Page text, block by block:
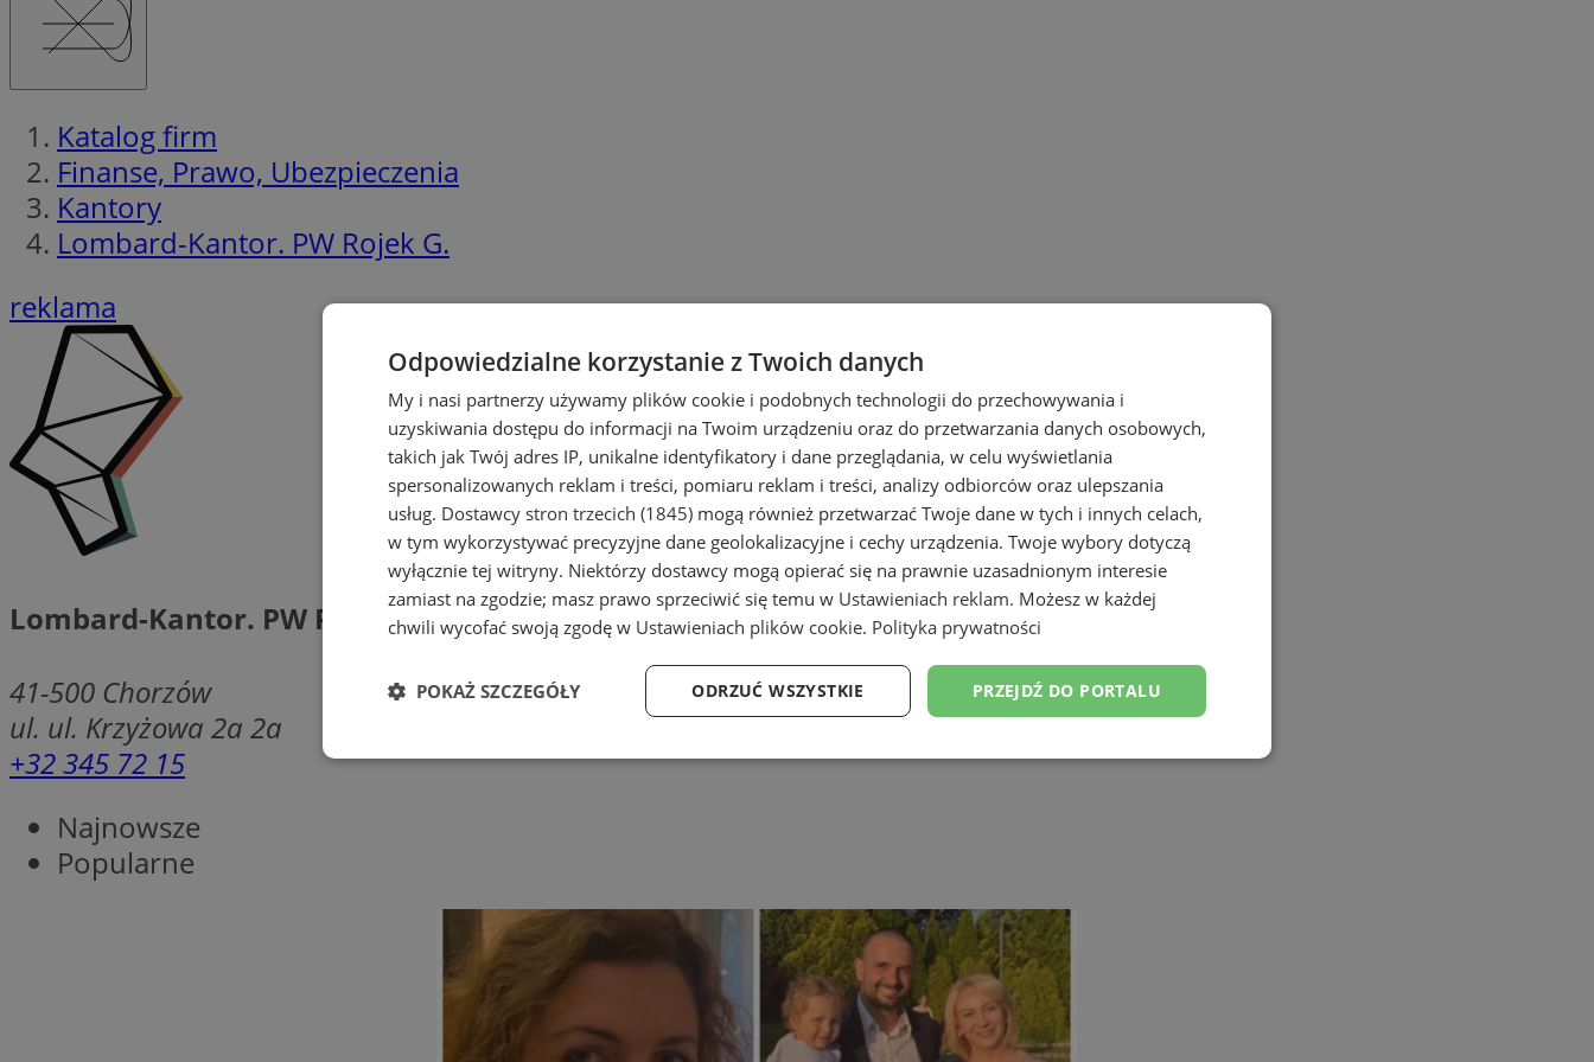
Katalog firm
Finanse, Prawo, Ubezpieczenia
Kantory
Lombard-Kantor. PW Rojek G.
reklama
Lombard-Kantor. PW Rojek G.
41-500 Chorzów
ul. ul. Krzyżowa 2a 2a
+32 345 72 15
Najnowsze
Popularne
Odpowiedzialne korzystanie z Twoich danych
My i nasi partnerzy używamy plików cookie i podobnych technologii do przechowywania i
uzyskiwania dostępu do informacji na Twoim urządzeniu oraz do przetwarzania danych osobowych,
takich jak Twój adres IP, unikalne identyfikatory i dane przeglądania, w celu wyświetlania
spersonalizowanych reklam i treści, pomiaru reklam i treści, analizy odbiorców oraz ulepszania
usług. Dostawcy stron trzecich (1845) mogą również przetwarzać Twoje dane w tych i innych celach,
w tym wykorzystywać precyzyjne dane geolokalizacyjne i cechy urządzenia. Twoje wybory dotyczą
wyłącznie tej witryny. Niektórzy dostawcy mogą opierać się na prawnie uzasadnionym interesie
zamiast na zgodzie; masz prawo sprzeciwić się temu w Ustawieniach reklam. Możesz w każdej
chwili wycofać swoją zgodę w Ustawieniach plików cookie. Polityka prywatności
PRZEJDŹ DO PORTALU
ODRZUĆ WSZYSTKIE
POKAŻ SZCZEGÓŁY
Niezbędne Wydajność Targetowanie Funkcjonalność Niesklasyfikowane
Niezbędne Targetowanie Funkcjonalność Niesklasyfikowane
Niezbędne pliki cookie umożliwiają korzystanie z podstawowych funkcji strony internetowej, takich jak logowanie użytkownika i
zarządzanie kontem. Bez niezbędnych plików cookie nie można prawidłowo korzystać ze strony internetowej.
Provider/Domena
Okres
przechowywania
Opis